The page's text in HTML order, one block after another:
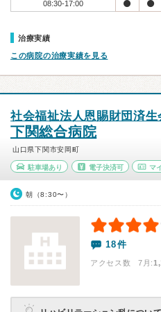
08:30-17:00
治療実績
この病院の治療実績を見る
社会福祉法人恩賜財団済生
下関総合病院
山口県下関市安岡町
駐車場あり 電子決済可 マ
朝（8:30〜）
18件
アクセス数 7月: